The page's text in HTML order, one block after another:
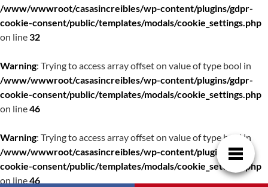
/www/wwwroot/casasincreibles/wp-content/plugins/gdpr-
cookie-consent/public/templates/modals/cookie_settings.php
on line32
Warning: Trying to access array offset on value of type bool in
/www/wwwroot/casasincreibles/wp-content/plugins/gdpr-
cookie-consent/public/templates/modals/cookie_settings.php
on line46
Warning: Trying to access array offset on value of type bool in
/www/wwwroot/casasincreibles/wp-content/plugins/gdpr-
cookie-consent/public/templates/modals/cookie_settings.php
on line46